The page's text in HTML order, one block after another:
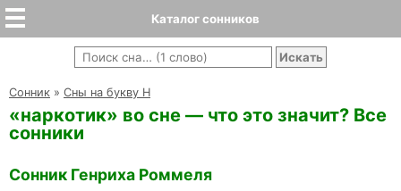
Каталог сонников
Cонник » Сны на букву Н
«наркотик» во сне — что это значит? Все
сонники
Сонник Генриха Роммеля